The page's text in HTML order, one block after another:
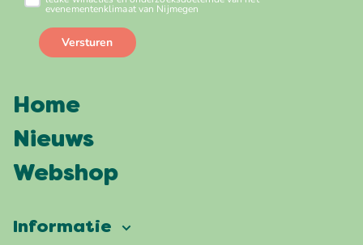
Home
Nieuws
Webshop
Informatie